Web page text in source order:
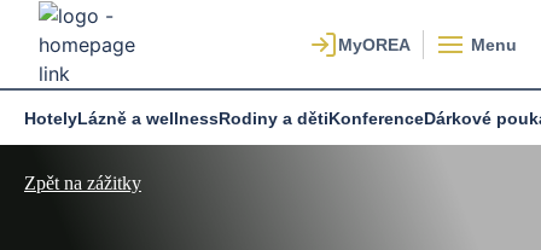
Menu
HotelyLázně a wellnessRodiny a dětiKonferenceDárkové
Zpět na zážitky